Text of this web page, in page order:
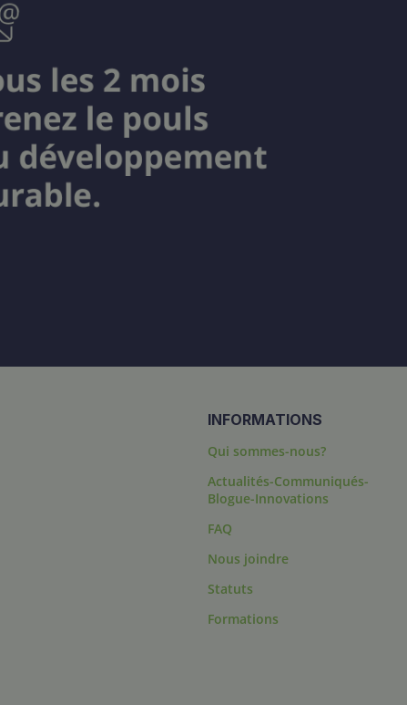
INFORMATIONS
Qui sommes-nous?
Actualités-Communiqués-
Blogue-Innovations
FAQ
Nous joindre
Statuts
Formations